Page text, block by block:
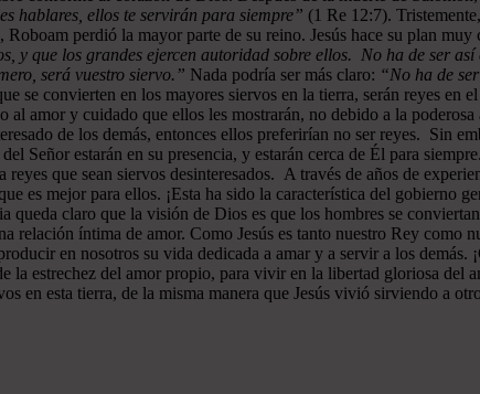
hablares, ellos te servirán para siempre” (1 Re 12:7).
Roboam perdió la mayor parte de su reino. Jesús hace su plan
y que los grandes ejercen autoridad sobre ellos. No ha de ser
será vuestro siervo.” Nada podría ser más claro: “No ha de
se convierten en los mayores siervos en la tierra, serán reyes
al amor y cuidado que ellos les mostrarán, no debido a la
de los demás, entonces ellos preferirían no ser reyes. Sin
Señor estarán en su presencia, y estarán cerca de Él para
que sean siervos desinteresados. A través de años de
es mejor para ellos. ¡Esta ha sido la característica del
claro que la visión de Dios es que los hombres se
relación íntima de amor. Como Jesús es tanto nuestro Rey
en nosotros su vida dedicada a amar y a servir a los
la estrechez del amor propio, para vivir en la libertad gloriosa
en esta tierra, de la misma manera que Jesús vivió sirviendo a